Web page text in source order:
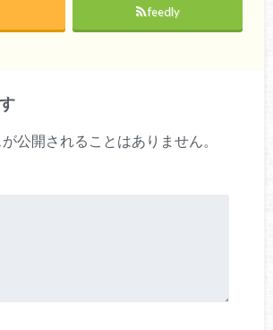
feedly
公開されることはありません。